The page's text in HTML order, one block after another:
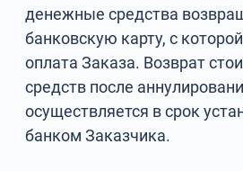
денежные средства
банковскую карту, с
оплата Заказа. Возврат
средств после
осуществляется в срок
банком Заказчика.